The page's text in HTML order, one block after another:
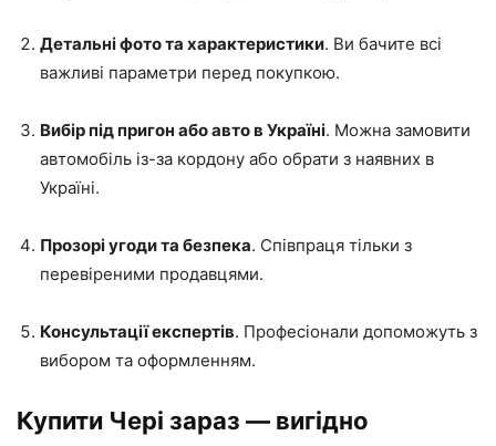
Детальні фото та характеристики. Ви бачите всі
важливі параметри перед покупкою.
Вибір під пригон або авто в Україні. Можна замовити
автомобіль із-за кордону або обрати з наявних в
Україні.
Прозорі угоди та безпека. Співпраця тільки з
перевіреними продавцями.
Консультації експертів. Професіонали допоможуть з
вибором та оформленням.
Купити Чері зараз — вигідно